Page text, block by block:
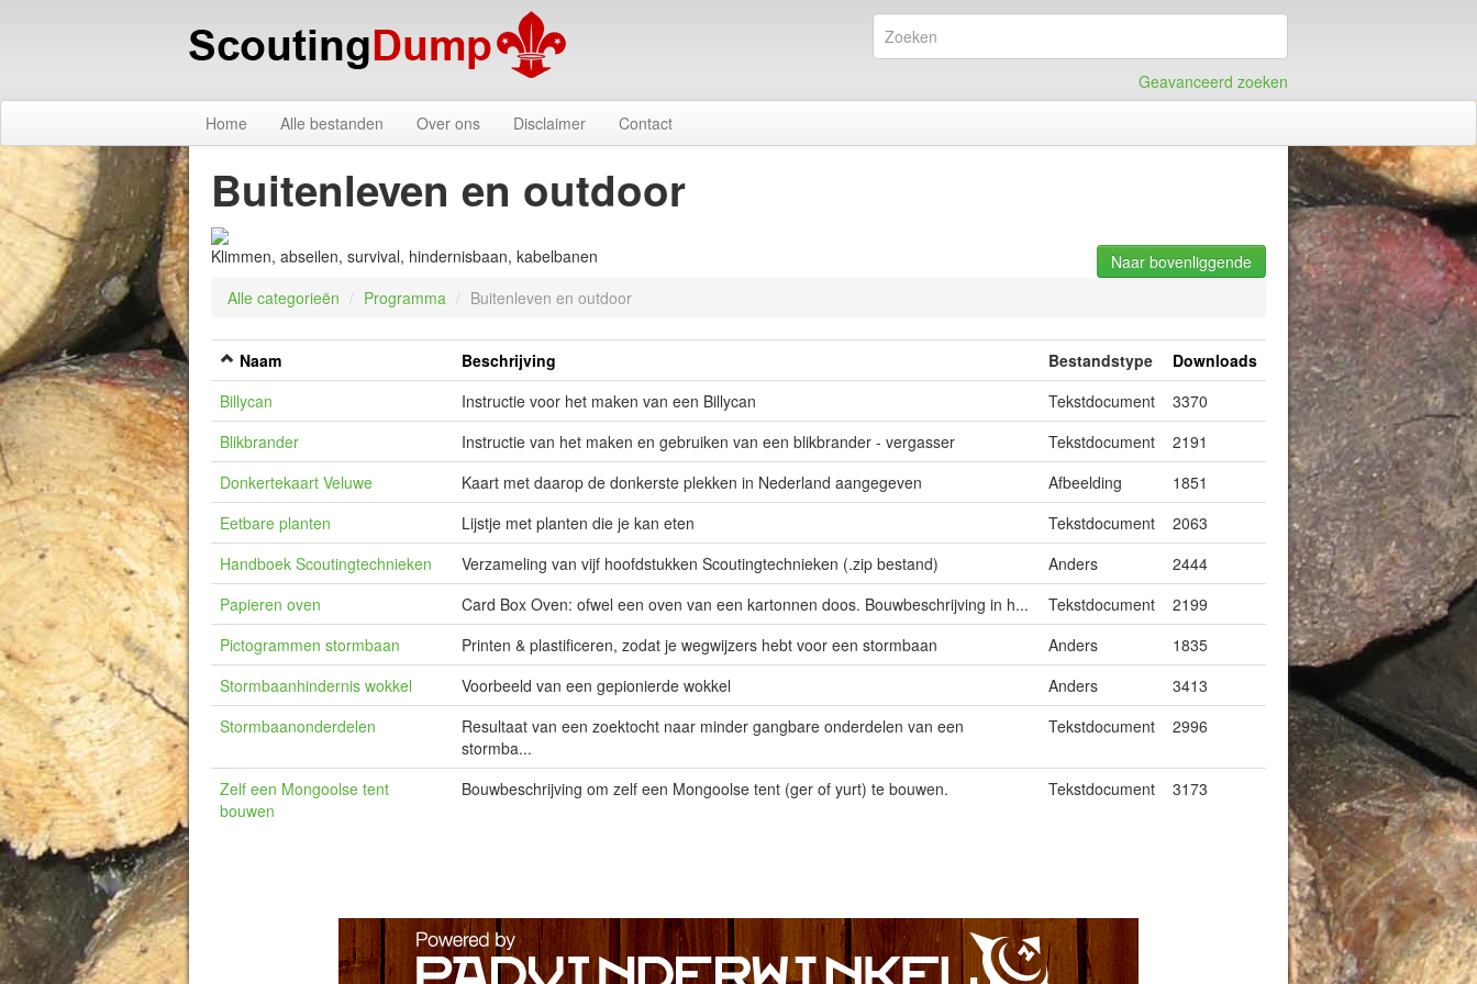
Geavanceerd zoeken
Home
Alle bestanden Over ons Disclaimer Contact
Buitenleven en outdoor
Klimmen, abseilen, survival, hindernisbaan, kabelbanen
Naar bovenliggende
Alle categorieën / Programma / Buitenleven en outdoor
Naam Beschrijving Bestandstype
Downloads
Billycan
Instructie voor het maken van een Billycan Tekstdocument
3370
Blikbrander
Instructie van het maken en gebruiken van een blikbrander - vergasser Tekstdocument
2191
Donkertekaart Veluwe
Kaart met daarop de donkerste plekken in Nederland aangegeven Afbeelding
1851
Eetbare planten
Lijstje met planten die je kan eten Tekstdocument
2063
Handboek Scoutingtechnieken
Verzameling van vijf hoofdstukken Scoutingtechnieken (.zip bestand) Anders
2444
Papieren oven
Card Box Oven: ofwel een oven van een kartonnen doos. Bouwbeschrijving in h... Tekstdocument
2199
Pictogrammen stormbaan
Printen & plastificeren, zodat je wegwijzers hebt voor een stormbaan Anders
1835
Stormbaanhindernis wokkel
Voorbeeld van een gepionierde wokkel Anders
3413
Stormbaanonderdelen
Resultaat van een zoektocht naar minder gangbare onderdelen van een
stormba...
Tekstdocument 2996
Zelf een Mongoolse tent
bouwen
Bouwbeschrijving om zelf een Mongoolse tent (ger of yurt) te bouwen. Tekstdocument 3173